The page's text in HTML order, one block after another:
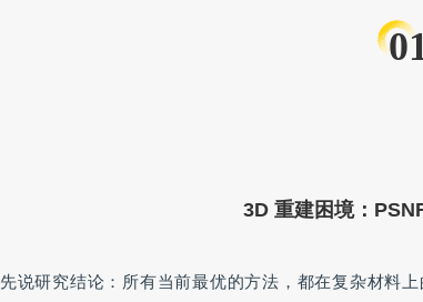
3D 重建困境：
先说研究结论：所有当前最优的方法，都在复杂材料